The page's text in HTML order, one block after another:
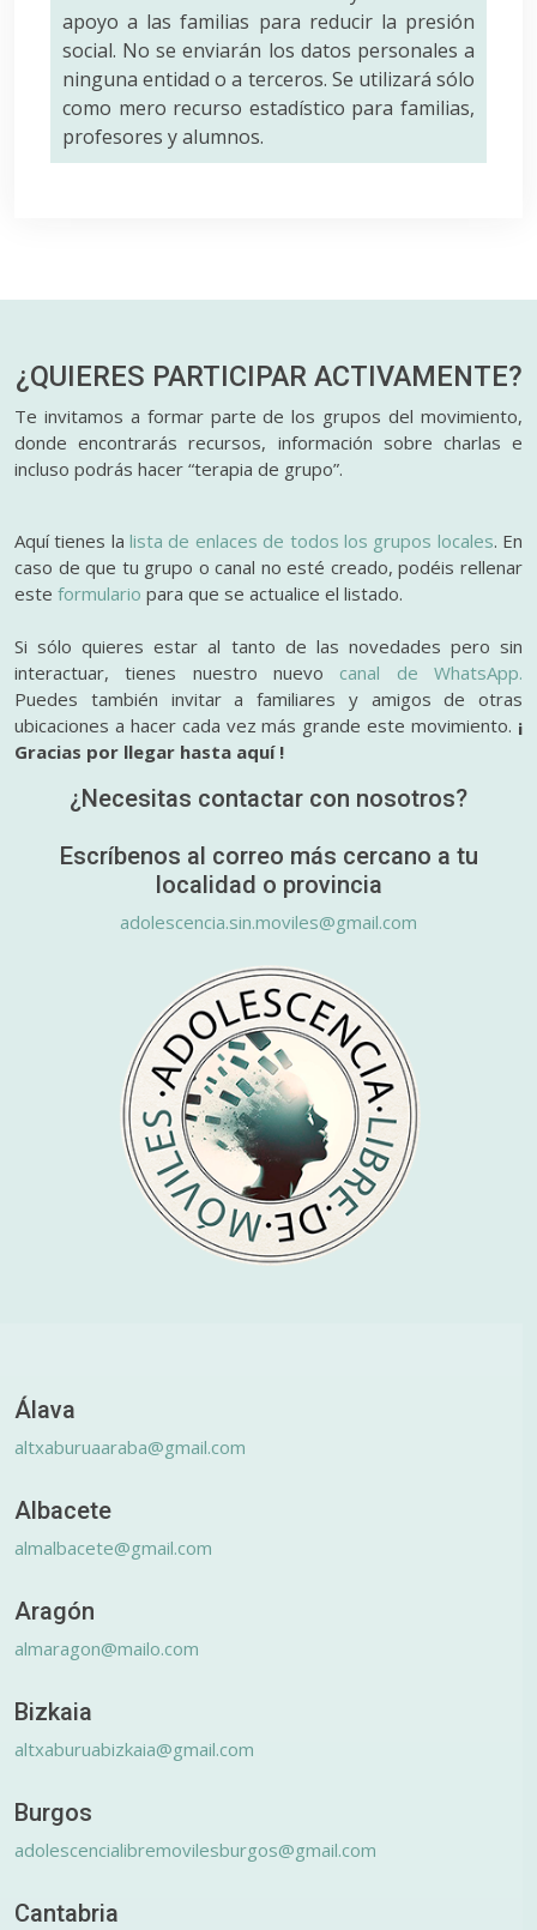
apoyo a las familias para reducir la presión
social. No se enviarán los datos personales a
ninguna entidad o a terceros. Se utilizará sólo
como mero recurso estadístico para familias,
profesores y alumnos.
¿QUIERES PARTICIPAR ACTIVAMENTE?
Te invitamos a formar parte de los grupos del movimiento,
donde encontrarás recursos, información sobre charlas e
incluso podrás hacer “terapia de grupo”.
Aquí tienes lalista de enlaces de todos los grupos locales. En
caso de que tu grupo o canal no esté creado, podéis rellenar
este formulario para que se actualice el listado.
Si sólo quieres estar al tanto de las novedades pero sin
interactuar, tienes nuestro nuevo canal de WhatsApp.
Puedes también invitar a familiares y amigos de otras
ubicaciones a hacer cada vez más grande este movimiento. ¡
Gracias por llegar hasta aquí !
¿Necesitas contactar con nosotros?
Escríbenos al correo más cercano a tu
localidad o provincia
adolescencia.sin.moviles@gmail.com
Álava
altxaburuaaraba@gmail.com
Albacete
almalbacete@gmail.com
Aragón
almaragon@mailo.com
Bizkaia
altxaburuabizkaia@gmail.com
Burgos
adolescencialibremovilesburgos@gmail.com
Cantabria